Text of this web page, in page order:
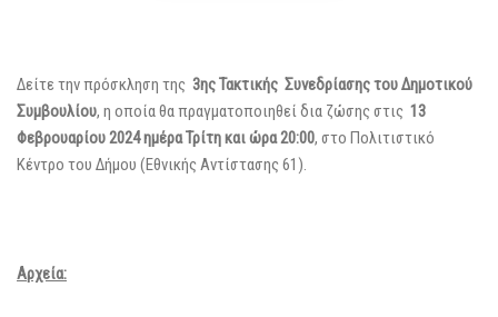
Δείτε την πρόσκληση της 3ης Τακτικής Συνεδρίασης του Δημοτικού
Συμβουλίου, η οποία θα πραγματοποιηθεί δια ζώσης στις 13
Φεβρουαρίου 2024 ημέρα Τρίτη και ώρα 20:00, στο Πολιτιστικό
Κέντρο του Δήμου (Εθνικής Αντίστασης 61).
Αρχεία: